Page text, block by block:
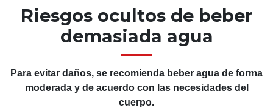
Riesgos ocultos de beber
demasiada agua
Para evitar daños, se recomienda beber agua de forma
moderada y de acuerdo con las necesidades del
cuerpo.